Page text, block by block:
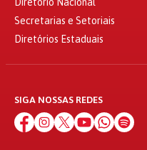
Secretarias e Setoriais
Diretórios Estaduais
SIGA NOSSAS REDES